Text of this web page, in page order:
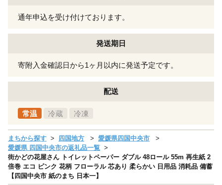
通年申込を受け付けております。
発送期日
寄附入金確認日から1ヶ月以内に発送予定です。
配送
常温 冷蔵 冷凍
まちから探す 四国地方
愛媛県四国中央市
愛媛県 四国中央市の返礼品一覧
街かどの花屋さん トイレットペーパー ダブル 48ロール 55m 再生紙 2
倍巻 エコ ピンク 花柄 フローラル 芯あり 柔らかい 日用品 消耗品 備蓄
【四国中央市 紙のまち 日本一】